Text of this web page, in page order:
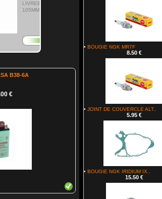
X l 87MM X H
B38-6A
€
• BOUGIE NGK MR7F
8.50 €
• JOINT DE COUVERCLE ALT..
5.95 €
• BOUGIE NGK IRIDIUM IX..
15.50 €